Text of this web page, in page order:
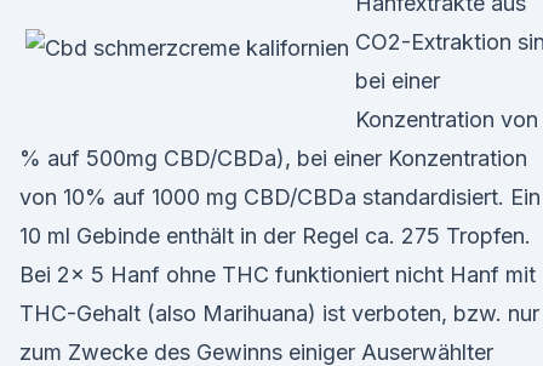
CO2-Extraktion
bei einer
Konzentration von
% auf 500mg CBD/CBDa), bei einer Konzentration
von 10% auf 1000 mg CBD/CBDa standardisiert. Ein
10 ml Gebinde enthält in der Regel ca. 275 Tropfen.
Bei 2x 5 Hanf ohne THC funktioniert nicht Hanf mit
THC-Gehalt (also Marihuana) ist verboten, bzw. nur
zum Zwecke des Gewinns einiger Auserwählter